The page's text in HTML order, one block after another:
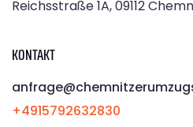
Reichsstraße 1A, 09112
KONTAKT
+4915792632830